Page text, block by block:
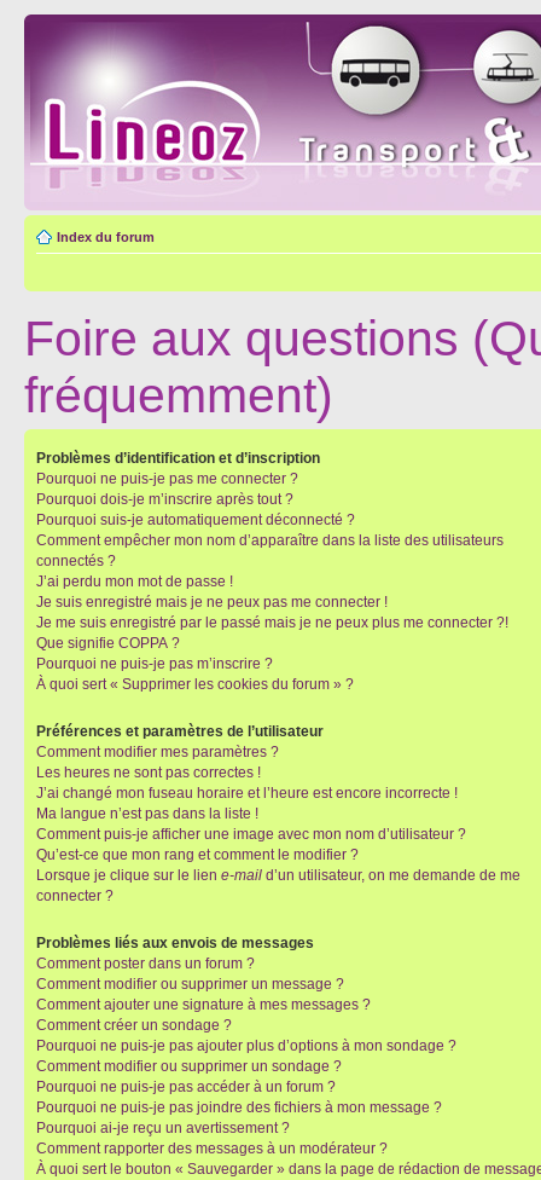
Index du forum
Foire aux questions
fréquemment)
Problèmes d’identification et d’inscription
Pourquoi ne puis-je pas me connecter ?
Pourquoi dois-je m’inscrire après tout ?
Pourquoi suis-je automatiquement déconnecté ?
Comment empêcher mon nom d’apparaître dans la liste des utilisateurs
connectés ?
J’ai perdu mon mot de passe !
Je suis enregistré mais je ne peux pas me connecter !
Je me suis enregistré par le passé mais je ne peux plus me connecter ?!
Que signifie COPPA ?
Pourquoi ne puis-je pas m’inscrire ?
À quoi sert « Supprimer les cookies du forum » ?
Préférences et paramètres de l’utilisateur
Comment modifier mes paramètres ?
Les heures ne sont pas correctes !
J’ai changé mon fuseau horaire et l’heure est encore incorrecte !
Ma langue n’est pas dans la liste !
Comment puis-je afficher une image avec mon nom d’utilisateur ?
Qu’est-ce que mon rang et comment le modifier ?
Lorsque je clique sur le lien e-mail d’un utilisateur, on me demande de me
connecter ?
Problèmes liés aux envois de messages
Comment poster dans un forum ?
Comment modifier ou supprimer un message ?
Comment ajouter une signature à mes messages ?
Comment créer un sondage ?
Pourquoi ne puis-je pas ajouter plus d’options à mon sondage ?
Comment modifier ou supprimer un sondage ?
Pourquoi ne puis-je pas accéder à un forum ?
Pourquoi ne puis-je pas joindre des fichiers à mon message ?
Pourquoi ai-je reçu un avertissement ?
Comment rapporter des messages à un modérateur ?
À quoi sert le bouton « Sauvegarder » dans la page de rédaction de